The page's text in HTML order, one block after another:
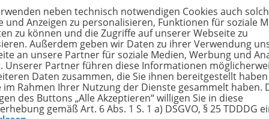
Gesellschaft ermöglicht auch den Schwächsten
Werkes „Eine Theorie der Gerechtigkeit“ ist John Rawls,
lang zum Klassiker avanciert. Aktualität hat das
neben technisch notwendigen Cookies auch
und Anzeigen zu personalisieren, Funktionen für soziale
zu können und die Zugriffe auf unserer Webseite zu
Außerdem geben wir Daten zu ihrer Verwendung
an unsere Partner für soziale Medien, Werbung und
Unserer Partner führen diese Informationen
Daten zusammen, die Sie ihnen bereitgestellt
im Rahmen Ihrer Nutzung der Dienste gesammelt haben.
des Buttons „Alle Akzeptieren“ willigen Sie in diese
gemäß Art. 6 Abs. 1 S. 1 a) DSGVO, § 25 TDDDG